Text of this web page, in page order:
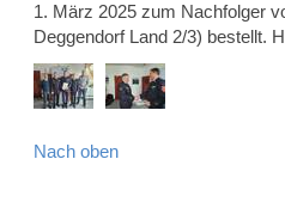
1. März 2025 zum Nachfolger
Deggendorf Land 2/3) bestellt.
Nach oben